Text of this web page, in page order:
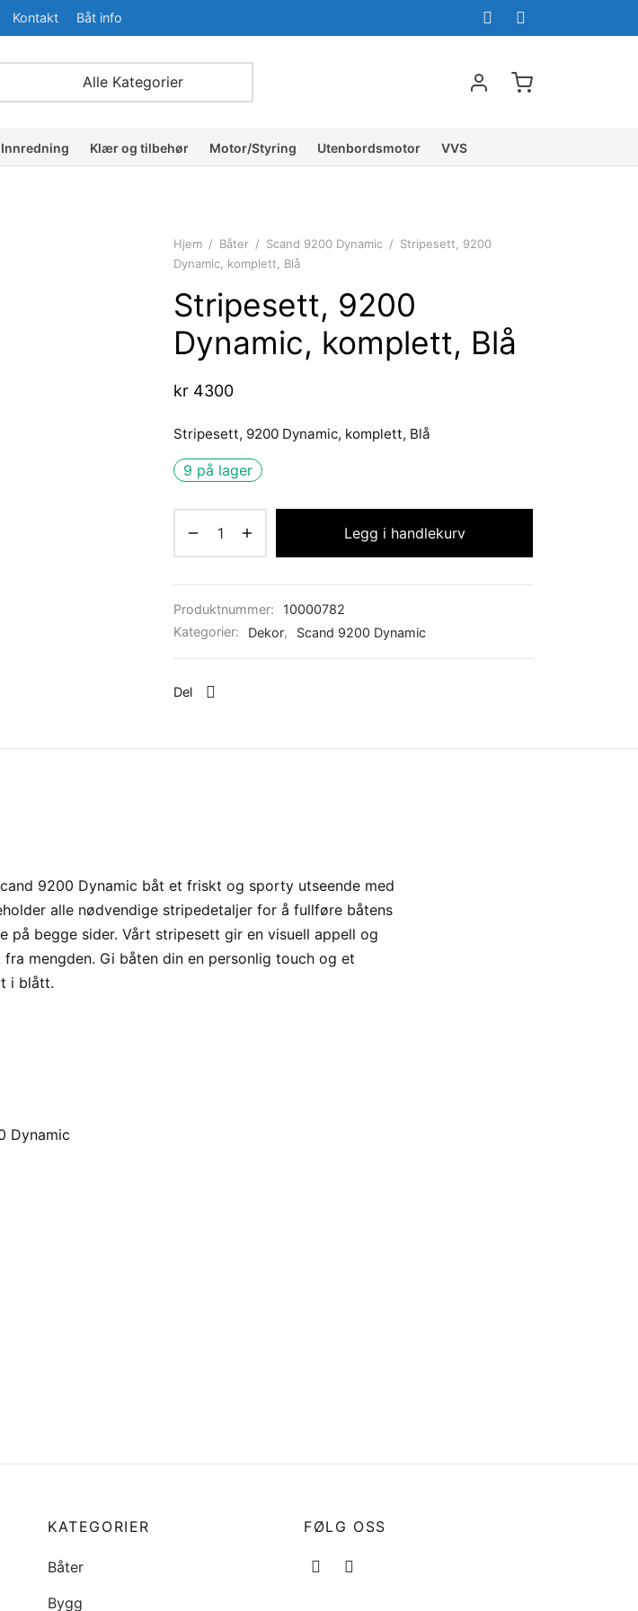
Kontakt Båt info
etter:
Innredning Klær og tilbehør Motor/Styring Utenbordsmotor VVS
Hjem / Båter / Scand 9200 Dynamic / Stripesett, 9200
Dynamic, komplett, Blå
Stripesett, 9200
Dynamic, komplett, Blå
kr 4300
Stripesett, 9200 Dynamic, komplett, Blå
9 på lager
Legg i handlekurv
Produktnummer:
10000782
Kategorier:
Dekor, Scand 9200 Dynamic
Del
9200 Dynamic båt et friskt og sporty utseende med
alle nødvendige stripedetaljer for å fullføre båtens
på begge sider. Vårt stripesett gir en visuell appell og
mengden. Gi båten din en personlig touch og et
i blått.
Dynamic
KATEGORIER
Båter
Bygg
FØLG OSS